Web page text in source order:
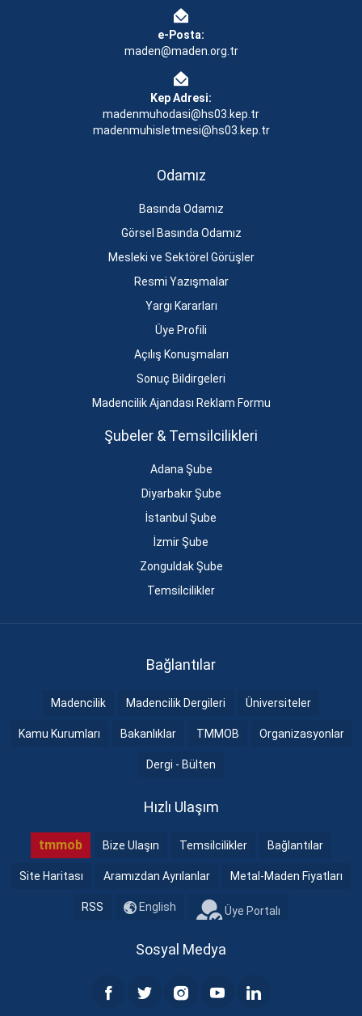
e-Posta:
maden@maden.org.tr
Kep Adresi:
madenmuhodasi@hs03.kep.tr
madenmuhisletmesi@hs03.kep.tr
Odamız
Basında Odamız
Görsel Basında Odamız
Mesleki ve Sektörel Görüşler
Resmi Yazışmalar
Yargı Kararları
Üye Profili
Açılış Konuşmaları
Sonuç Bildirgeleri
Madencilik Ajandası Reklam Formu
Şubeler & Temsilcilikleri
Adana Şube
Diyarbakır Şube
İstanbul Şube
İzmir Şube
Zonguldak Şube
Temsilcilikler
Bağlantılar
Madencilik Madencilik Dergileri Üniversiteler
Kamu Kurumları Bakanlıklar TMMOB Organizasyonlar
Dergi - Bülten
Hızlı Ulaşım
tmmob Bize Ulaşın Temsilcilikler Bağlantılar
Site Haritası Aramızdan Ayrılanlar Metal-Maden Fiyatları
RSS English Üye Portalı
Sosyal Medya